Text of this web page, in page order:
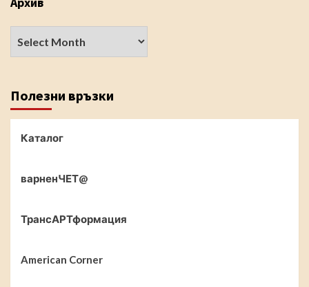
Полезни връзки
Каталог
варненЧЕТ@
ТрансАРТформация
American Corner